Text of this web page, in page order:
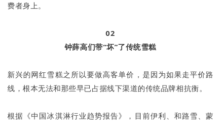
费者身上。
02
钟薛高们带“坏”了传统雪糕
新兴的网红雪糕之所以要做高客单价，是因为如果走平价路
线，根本无法和那些早已占据线下渠道的传统品牌相抗衡。
根据《中国冰淇淋行业趋势报告》，目前伊利、和路雪、蒙